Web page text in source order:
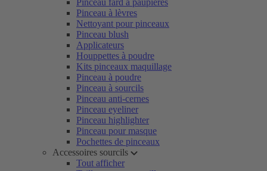
Pinceau fard à paupières
Pinceau à lèvres
Nettoyant pour pinceaux
Pinceau blush
Applicateurs
Houppettes à poudre
Kits pinceaux maquillage
Pinceau à poudre
Pinceau à sourcils
Pinceau anti-cernes
Pinceau eyeliner
Pinceau highlighter
Pinceau pour masque
Pochettes de pinceaux
Accessoires sourcils
Tout afficher